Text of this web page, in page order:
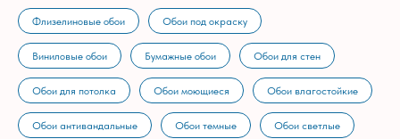
Флизелиновые обои Обои под окраску
Виниловые обои Бумажные обои Обои для стен
Обои для потолка Обои моющиеся Обои влагостойкие
Обои антивандальные Обои темные Обои светлые